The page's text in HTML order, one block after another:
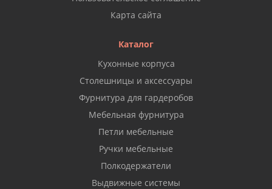
Карта сайта
Каталог
Кухонные корпуса
Столешницы и аксессуары
Фурнитура для гардеробов
Мебельная фурнитура
Петли мебельные
Ручки мебельные
Полкодержатели
Выдвижные системы